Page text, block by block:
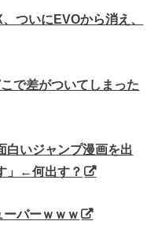
ついにEVOから消え、
で差がついてしまった
白いジャンプ漫画を出
」←何出す？
バーｗｗｗ